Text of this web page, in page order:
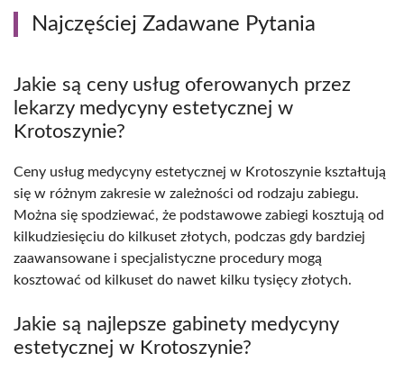
Najczęściej Zadawane Pytania
Jakie są ceny usług oferowanych przez
lekarzy medycyny estetycznej w
Krotoszynie?
Ceny usług medycyny estetycznej w Krotoszynie kształtują
się w różnym zakresie w zależności od rodzaju zabiegu.
Można się spodziewać, że podstawowe zabiegi kosztują od
kilkudziesięciu do kilkuset złotych, podczas gdy bardziej
zaawansowane i specjalistyczne procedury mogą
kosztować od kilkuset do nawet kilku tysięcy złotych.
Jakie są najlepsze gabinety medycyny
estetycznej w Krotoszynie?